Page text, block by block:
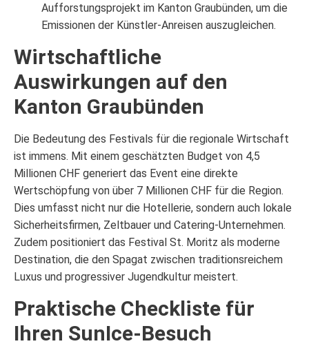
Aufforstungsprojekt im Kanton Graubünden, um die
Emissionen der Künstler-Anreisen auszugleichen.
Wirtschaftliche
Auswirkungen auf den
Kanton Graubünden
Die Bedeutung des Festivals für die regionale Wirtschaft
ist immens. Mit einem geschätzten Budget von 4,5
Millionen CHF generiert das Event eine direkte
Wertschöpfung von über 7 Millionen CHF für die Region.
Dies umfasst nicht nur die Hotellerie, sondern auch lokale
Sicherheitsfirmen, Zeltbauer und Catering-Unternehmen.
Zudem positioniert das Festival St. Moritz als moderne
Destination, die den Spagat zwischen traditionsreichem
Luxus und progressiver Jugendkultur meistert.
Praktische Checkliste für
Ihren SunIce-Besuch